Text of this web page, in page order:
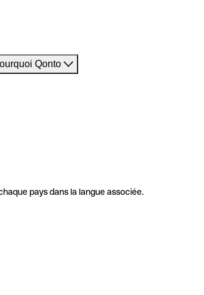
Qonto
pays dans la langue associée.